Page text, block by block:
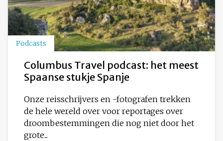
Podcasts
Columbus Travel podcast: het meest
Spaanse stukje Spanje
Onze reisschrijvers en -fotografen trekken
de hele wereld over voor reportages over
droombestemmingen die nog niet door het
grote...